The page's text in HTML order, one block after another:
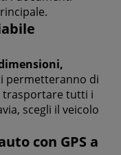
permetteranno di
trasportare tutti i
scegli il veicolo
con GPS a